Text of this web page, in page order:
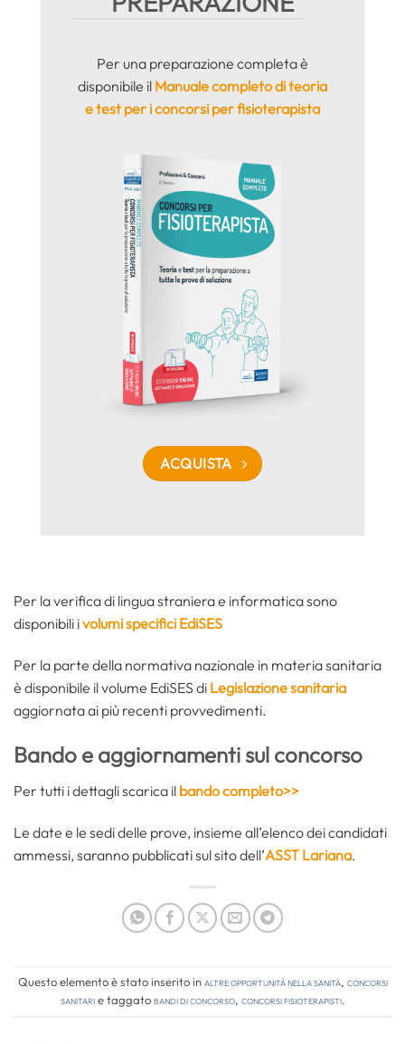
Per una preparazione completa è
disponibile il Manuale completo di teoria
e test per i concorsi per fisioterapista
ACQUISTA
Per la verifica di lingua straniera e informatica sono
disponibili ivolumi specifici EdiSES
Per la parte della normativa nazionale in materia sanitaria
è disponibile il volume EdiSES di Legislazione sanitaria
aggiornata ai più recenti provvedimenti.
Bando e aggiornamenti sul concorso
Per tutti i dettagli scarica il bando completo>>
Le date e le sedi delle prove, insieme all’elenco dei candidati
ammessi, saranno pubblicati sul sito dell’ASST Lariana.
Questo elemento è stato inserito in Altre opportunità nella sanità, Concorsi
Sanitarie taggatobandi di concorso, concorsi fisioterapisti.